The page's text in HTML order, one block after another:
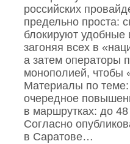
российских
предельно проста:
блокируют
загоняя всех в
а затем операторы
монополией, чтобы
Материалы по
очередное
в маршрутках: до
Согласно
в Саратове…